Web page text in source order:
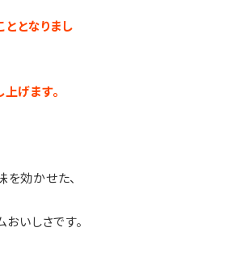
となりまし
げます。
効かせた、
いしさです。